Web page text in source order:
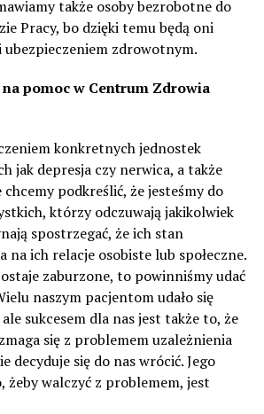
także osoby bezrobotne do
Pracy, bo dzięki temu będą oni
ubezpieczeniem zdrowotnym.
pomoc w Centrum Zdrowia
konkretnych jednostek
jak depresja czy nerwica, a także
podkreślić, że jesteśmy do
którzy odczuwają jakikolwiek
spostrzegać, że ich stan
na ich relacje osobiste lub społeczne.
zaburzone, to powinniśmy udać
naszym pacjentom udało się
sukcesem dla nas jest także to, że
się z problemem uzależnienia
decyduje się do nas wrócić. Jego
żeby walczyć z problemem, jest